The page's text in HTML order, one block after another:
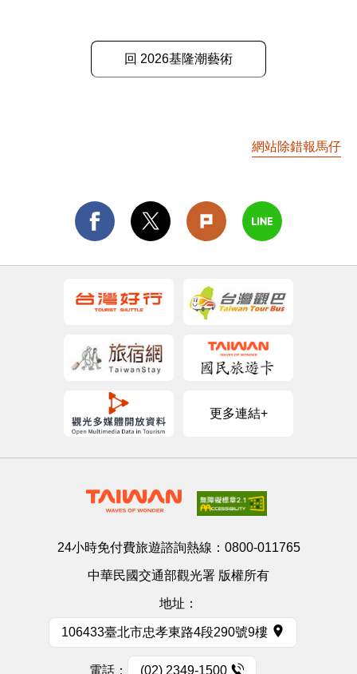
回 2026基隆潮藝術
網站除錯報馬仔
更多連結+
24小時免付費旅遊諮詢熱線： 0800-011765
中華民國交通部觀光署 版權所有
地址：
106433臺北市忠孝東路4段290號9樓
電話： (02) 2349-1500